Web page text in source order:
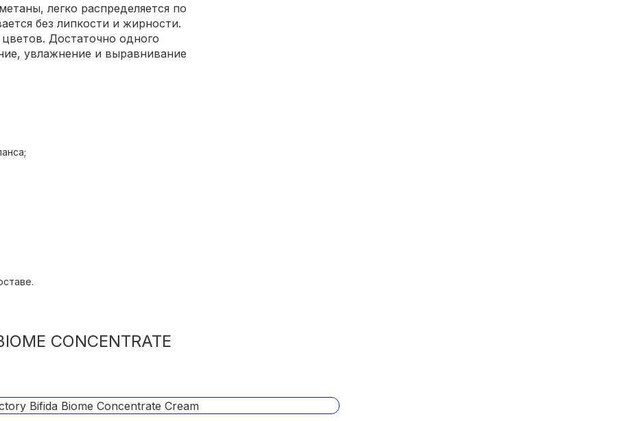
легко распределяется по
без липкости и жирности.
Достаточно одного
увлажнение и выравнивание
CONCENTRATE